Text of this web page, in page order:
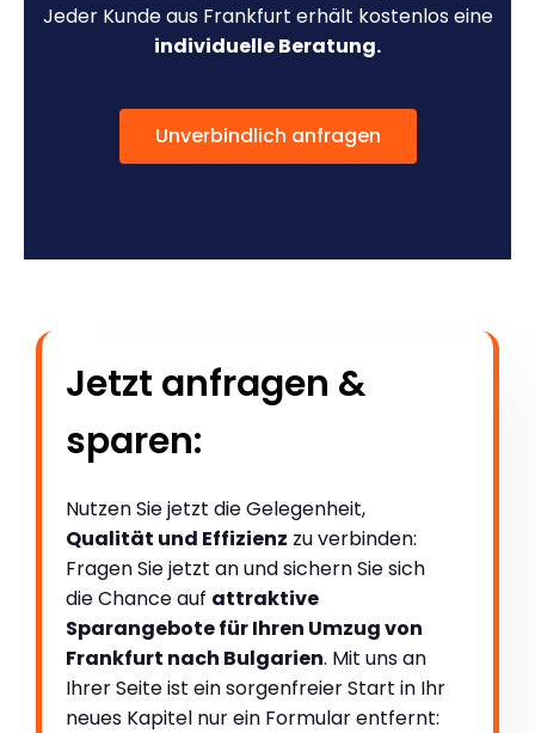
Jeder Kunde aus Frankfurt erhält kostenlos eine
individuelle Beratung.
Unverbindlich anfragen
Jetzt anfragen &
sparen:
Nutzen Sie jetzt die Gelegenheit,
Qualität und Effizienz zu verbinden:
Fragen Sie jetzt an und sichern Sie sich
die Chance auf attraktive
Sparangebote für Ihren Umzug von
Frankfurt nach Bulgarien. Mit uns an
Ihrer Seite ist ein sorgenfreier Start in Ihr
neues Kapitel nur ein Formular entfernt: